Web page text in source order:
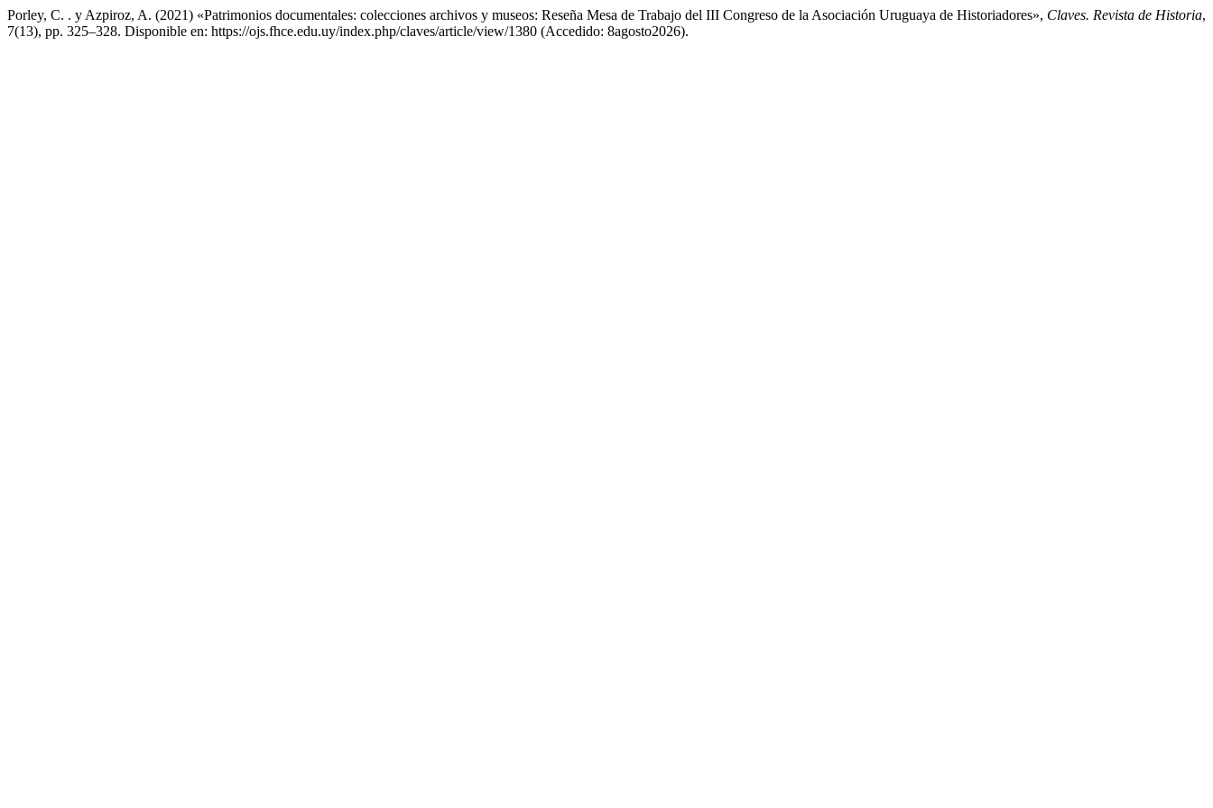
Porley, C. . y Azpiroz, A. (2021) «Patrimonios documentales: colecciones archivos y museos: Reseña Mesa de Trabajo del III Congreso de la Asociación Uruguaya de Historiadores», Claves. Revista de Historia,
7(13), pp. 325–328. Disponible en: https://ojs.fhce.edu.uy/index.php/claves/article/view/1380 (Accedido: 8agosto2026).